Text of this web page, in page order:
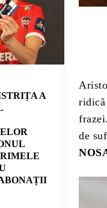
A
ridică
de